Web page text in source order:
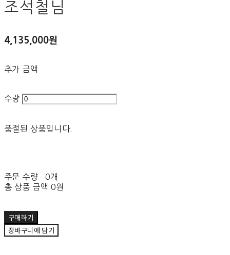
조석철님
4,135,000원
추가 금액
수량
품절된 상품입니다.
주문 수량
0개
총 상품 금액 0원
구매하기
장바구니에 담기